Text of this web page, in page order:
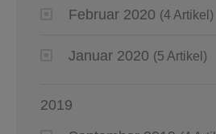
Februar 2020 (4 Artikel)
Januar 2020 (5 Artikel)
2019